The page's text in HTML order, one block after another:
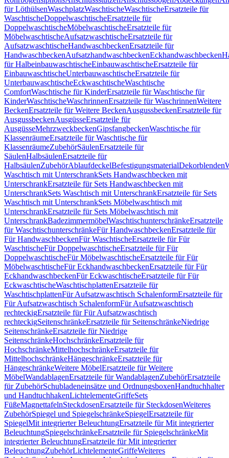
für LöthülsenWaschplatzWaschtischeWaschtischeErsatzteile für
WaschtischeDoppelwaschtischeErsatzteile für
DoppelwaschtischeMöbelwaschtischeErsatzteile für
MöbelwaschtischeAufsatzwaschtischeErsatzteile für
AufsatzwaschtischeHandwaschbeckenErsatzteile für
HandwaschbeckenAufsatzhandwaschbeckenEckhandwaschbecken
für HalbeinbauwaschtischeEinbauwaschtischeErsatzteile für
EinbauwaschtischeUnterbauwaschtischeErsatzteile für
UnterbauwaschtischeEckwaschtischeWaschtische
ComfortWaschtische für KinderErsatzteile für Waschtische für
KinderWaschtischeWaschrinnenErsatzteile für WaschrinnenWeitere
BeckenErsatzteile für Weitere BeckenAusgussbeckenErsatzteile für
AusgussbeckenAusgüsseErsatzteile für
AusgüsseMehrzweckbeckenGipsfangbeckenWaschtische für
KlassenräumeErsatzteile für Waschtische für
KlassenräumeZubehörSäulenErsatzteile für
SäulenHalbsäulenErsatzteile für
HalbsäulenZubehörAblaufdeckelBefestigungsmaterialDekorblenden
Waschtisch mit UnterschrankSets Handwaschbecken mit
UnterschrankErsatzteile für Sets Handwaschbecken mit
UnterschrankSets Waschtisch mit UnterschrankErsatzteile für Sets
Waschtisch mit UnterschrankSets Möbelwaschtisch mit
UnterschrankErsatzteile für Sets Möbelwaschtisch mit
UnterschrankBadezimmermöbelWaschtischunterschränkeErsatzteile
für WaschtischunterschränkeFür HandwaschbeckenErsatzteile für
Für HandwaschbeckenFür WaschtischeErsatzteile für Für
WaschtischeFür DoppelwaschtischeErsatzteile für Für
DoppelwaschtischeFür MöbelwaschtischeErsatzteile für Für
MöbelwaschtischeFür EckhandwaschbeckenErsatzteile für Für
EckhandwaschbeckenFür EckwaschtischeErsatzteile für Für
EckwaschtischeWaschtischplattenErsatzteile für
WaschtischplattenFür Aufsatzwaschtisch SchalenformErsatzteile für
Für Aufsatzwaschtisch SchalenformFür Aufsatzwaschtisch
rechteckigErsatzteile für Für Aufsatzwaschtisch
rechteckigSeitenschränkeErsatzteile für SeitenschränkeNiedrige
SeitenschränkeErsatzteile für Niedrige
SeitenschränkeHochschränkeErsatzteile für
HochschränkeMittelhochschränkeErsatzteile für
MittelhochschränkeHängeschränkeErsatzteile für
HängeschränkeWeitere MöbelErsatzteile für Weitere
MöbelWandablagenErsatzteile für WandablagenZubehörErsatzteile
für ZubehörSchubladeneinsätze und OrdnungsboxenHandtuchhalter
und HandtuchhakenLichtelementeGriffeSets
FüßeMagnettafelnSteckdosenErsatzteile für SteckdosenWeiteres
ZubehörSpiegel und SpiegelschränkeSpiegelErsatzteile für
SpiegelMit integrierter BeleuchtungErsatzteile für Mit integrierter
BeleuchtungSpiegelschränkeErsatzteile für SpiegelschränkeMit
integrierter BeleuchtungErsatzteile für Mit integrierter
BeleuchtungZubehörLichtelementeGriffeWeiteres